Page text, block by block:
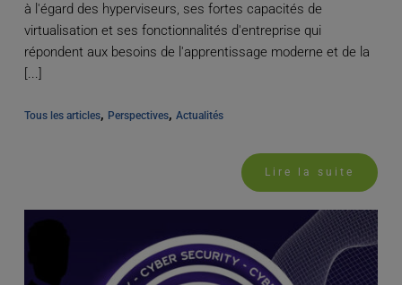
à l'égard des hyperviseurs, ses fortes capacités de
virtualisation et ses fonctionnalités d'entreprise qui
répondent aux besoins de l'apprentissage moderne et de la
[...]
Tous les articles, Perspectives, Actualités
Lire la suite